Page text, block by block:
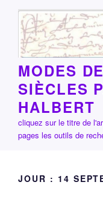
contenu
principal
MODES
SIÈCLES
HALBERT
cliquez sur le titre de
pages les outils de
JOUR : 14